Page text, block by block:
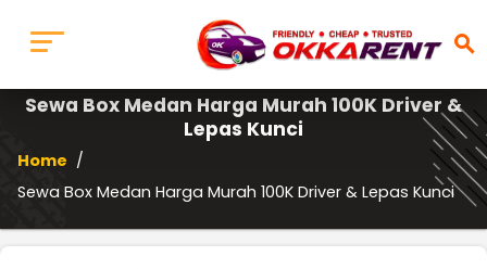
search
Sewa Box Medan Harga Murah 100K Driver &
Lepas Kunci
Home /
Sewa Box Medan Harga Murah 100K Driver & Lepas Kunci